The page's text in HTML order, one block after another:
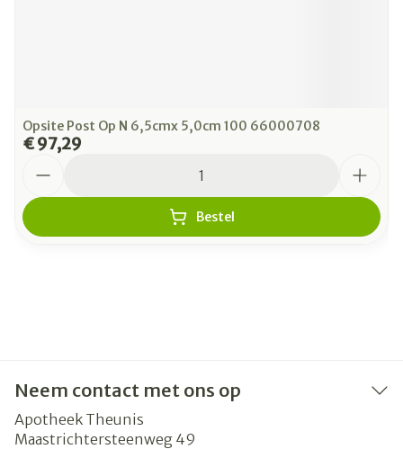
Opsite Post Op N 6,5cmx 5,0cm 100 66000708
€ 97,29
Bestel
Neem contact met ons op
Apotheek Theunis
Maastrichtersteenweg 49